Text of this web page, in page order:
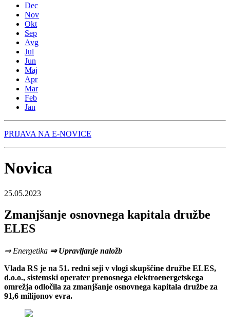
Dec
Nov
Okt
Sep
Avg
Jul
Jun
Maj
Apr
Mar
Feb
Jan
PRIJAVA NA E-NOVICE
Novica
25.05.2023
Zmanjšanje osnovnega kapitala družbe
ELES
⇒ Energetika ⇒ Upravljanje naložb
Vlada RS je na 51. redni seji v vlogi skupščine družbe ELES,
d.o.o., sistemski operater prenosnega elektroenergetskega
omrežja odločila za zmanjšanje osnovnega kapitala družbe za
91,6 milijonov evra.